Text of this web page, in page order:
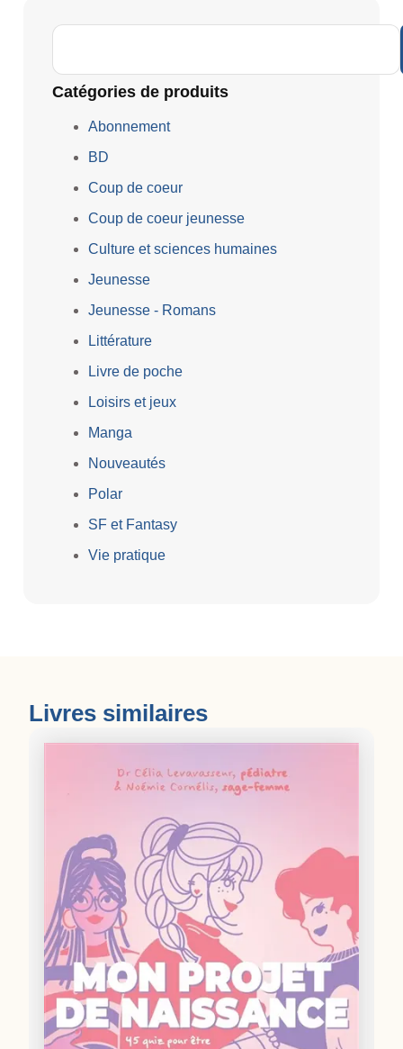
Catégories de produits
Abonnement
BD
Coup de coeur
Coup de coeur jeunesse
Culture et sciences humaines
Jeunesse
Jeunesse - Romans
Littérature
Livre de poche
Loisirs et jeux
Manga
Nouveautés
Polar
SF et Fantasy
Vie pratique
Livres similaires